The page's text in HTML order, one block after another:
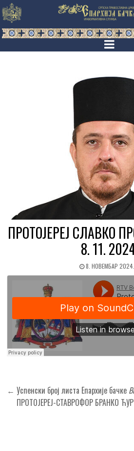
ПРОТОЈЕРЕЈ СЛАВКО
8. 11.
8. НОВЕМБАР 2024.
Кретање
чланка
← Успенски број листа Епархије бачке
ПРОТОЈЕРЕЈ-СТАВРОФОР БРАНКО